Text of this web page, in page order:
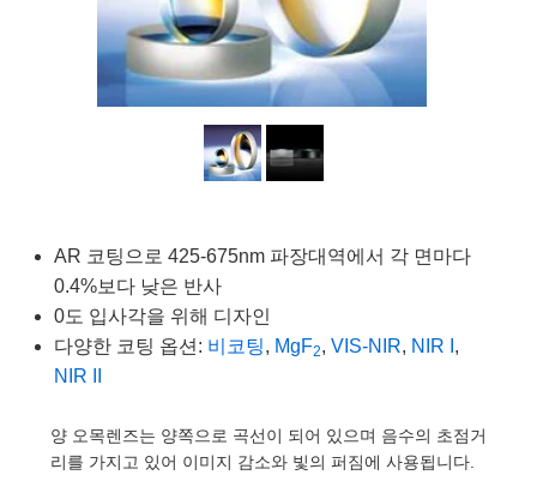
Components
Sputtering) Coated Optics
Elements (DOE)
신제품
Targets
Stage Micrometers
Mechanics
and Couplers
Accessories
and Optomechanics
Components
and Detection
Processing
Development Systems
Optical Company
and Detection
and Production
and Production
AR 코팅으로 425-675nm 파장대역에서 각 면마다
0.4%보다 낮은 반사
0도 입사각을 위해 디자인
다양한 코팅 옵션: 비코팅, MgF2, VIS-NIR, NIR I ,
NIR II
양 오목렌즈는 양쪽으로 곡선이 되어 있으며 음수의 초점거
리를 가지고 있어 이미지 감소와 빛의 퍼짐에 사용됩니다.